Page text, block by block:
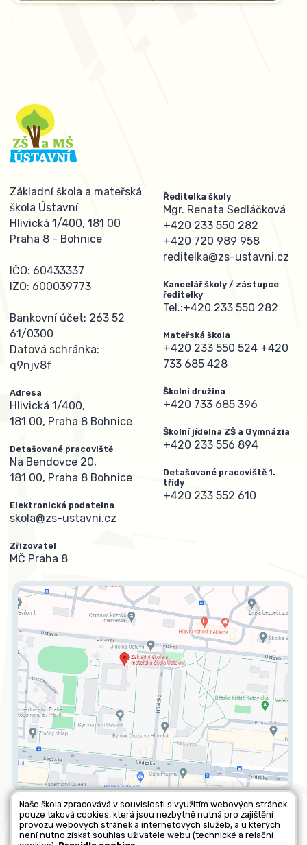
Základní škola a mateřská
škola Ústavní
Hlivická 1/400, 181 00
Praha 8 - Bohnice
IČO: 60433337
IZO: 600039773
Bankovní účet: 263 52
61/0300
Datová schránka:
q9njv8f
Adresa
Hlivická 1/400,
181 00, Praha 8 Bohnice
Detašované pracoviště
Na Bendovce 20,
181 00, Praha 8 Bohnice
Elektronická podatelna
skola@zs-ustavni.cz
Zřizovatel
MČ Praha 8
Ředitelka školy
Mgr. Renata Sedláčková
+420 233 550 282
+420 720 989 958
reditelka@zs-ustavni.cz
Kancelář školy / zástupce
ředitelky
Tel.:+420 233 550 282
Mateřská škola
+420 233 550 524 +420
733 685 428
Školní družina
+420 733 685 396
Školní jídelna ZŠ a Gymnázia
+420 233 556 894
Detašované pracoviště 1.
třídy
+420 233 552 610
Všechna práva vyhrazena. Copyright © 2026 |Mapa stránek
Kontakty|Přihlásit|Prohlášení o přístupnosti|Pravidla COOKIES
Naše škola zpracovává v souvislosti s využitím webových stránek
pouze taková cookies, která jsou nezbytně nutná pro zajištění
provozu webových stránek a internetových služeb, a u kterých
není nutno získat souhlas uživatele webu (technické a relační